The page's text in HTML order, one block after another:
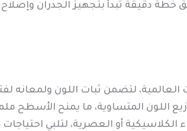
خطة دقيقة تبدأ بتجهيز الجدران وإصلاح
لتضمن ثبات اللون ولمعانه
اللون المتساوية، ما يمنح الأسطح
أو العصرية، لتلبي